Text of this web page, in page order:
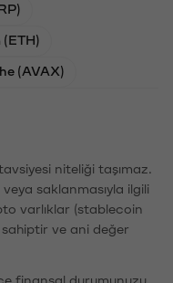
(ETH)
(AVAX)
niteliği taşımaz.
veya saklanmasıyla ilgili
varlıklar (stablecoin
ve ani değer
finansal durumunuzu